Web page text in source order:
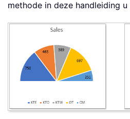
methode in deze handleiding u